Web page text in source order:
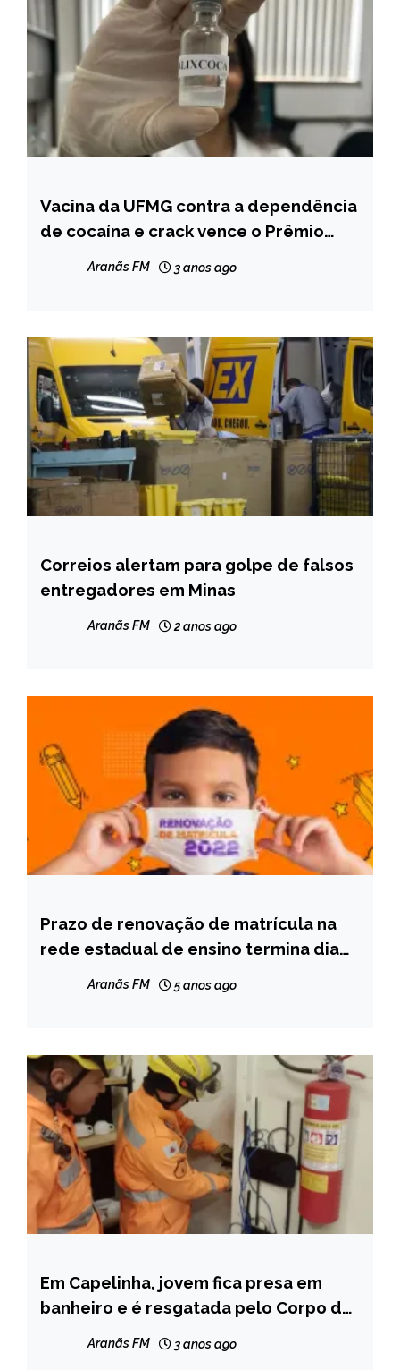
CAPELINHA
MINAS
Vacina da UFMG contra a dependência
de cocaína e crack vence o Prêmio
Aranãs FM 3 anos ago
CAPELINHA
MINAS
Correios alertam para golpe de falsos
entregadores em Minas
Aranãs FM 2 anos ago
MINAS
GERAIS
NOTÍCIAS
Prazo de renovação de matrícula na
rede estadual de ensino termina dia
Aranãs FM 5 anos ago
CAPELINHA
NOTÍCIAS
Em Capelinha, jovem fica presa em
banheiro e é resgatada pelo Corpo de
Aranãs FM 3 anos ago